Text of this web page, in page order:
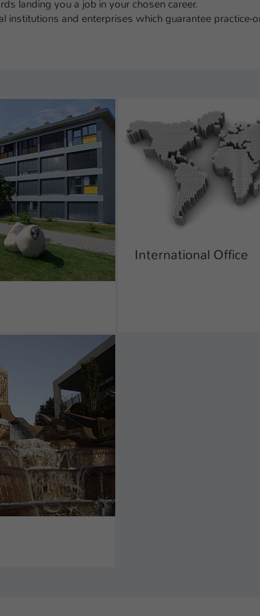
landing you a job in your chosen career.
and enterprises which guarantee practice-
International Office
Einstellungen, falls der
dies eingestellt hat.
ein Standard-Session-Cookie
speichert im Fall eines Intranet-
ID. So kann der eingeloggte
werden und es wird
geschützten Bereichen gewährt.
teilt der Webseite mit, ob ein
Backend angemeldet ist und
zu verwalten.